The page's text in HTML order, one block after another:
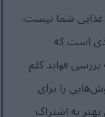
غذایی شما نیست.
است که
فواید کلم
را برای
به اشتراک